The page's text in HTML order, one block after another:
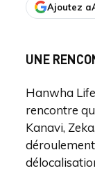
Ajoutez
UNE
Hanwha
rencontre
Kanavi,